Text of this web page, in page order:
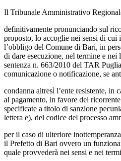
Il Tribunale Amministrativo
definitivamente pronunciando sul
proposto, lo accoglie nei sensi di
l’obbligo del Comune di Bari, in
di dare esecuzione, nel termine e
sentenza n. 663/2010 del TAR
comunicazione o notificazione, se
condanna altresì l’ente resistente, in
al pagamento, in favore del
specificate a titolo di sanzione
lettera e), del codice del processo
per il caso di ulteriore
il Prefetto di Bari ovvero un
quale provvederà nei sensi e nei